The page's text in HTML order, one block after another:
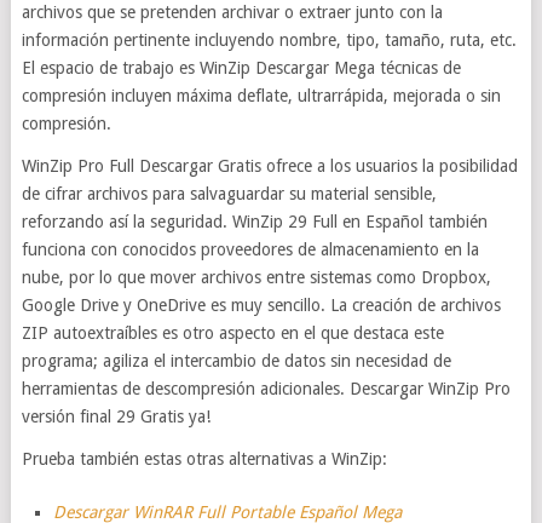
archivos que se pretenden archivar o extraer junto con la
información pertinente incluyendo nombre, tipo, tamaño, ruta, etc.
El espacio de trabajo es WinZip Descargar Mega técnicas de
compresión incluyen máxima deflate, ultrarrápida, mejorada o sin
compresión.
WinZip Pro Full Descargar Gratis ofrece a los usuarios la posibilidad
de cifrar archivos para salvaguardar su material sensible,
reforzando así la seguridad. WinZip 29 Full en Español también
funciona con conocidos proveedores de almacenamiento en la
nube, por lo que mover archivos entre sistemas como Dropbox,
Google Drive y OneDrive es muy sencillo. La creación de archivos
ZIP autoextraíbles es otro aspecto en el que destaca este
programa; agiliza el intercambio de datos sin necesidad de
herramientas de descompresión adicionales. Descargar WinZip Pro
versión final 29 Gratis ya!
Prueba también estas otras alternativas a WinZip:
Descargar WinRAR Full Portable Español Mega